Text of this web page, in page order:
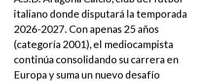
italiano donde disputará la temporada
2026-2027. Con apenas 25 años
(categoría 2001), el mediocampista
continúa consolidando su carrera en
Europa y suma un nuevo desafío